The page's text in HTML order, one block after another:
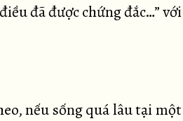
đã được chứng đắc…” với
nếu sống quá lâu tại một